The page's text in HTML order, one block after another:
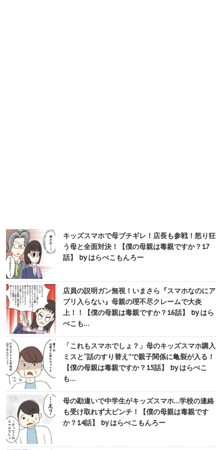
キッズスマホで母ブチギレ！店長も参戦！怒り狂
う母と全面対決！【僕の母親は毒親ですか？17
話】 by はらぺこもんろー
店員の説明ガン無視！いまさら『スマホなのにア
プリ入らない』母親の理不尽クレームで大炎
上！！【僕の母親は毒親ですか？16話】 by はら
ぺこも…
「これもスマホでしょ？」母のキッズスマホ購入
ミスと“話のすり替え”で親子関係に亀裂が入る！
【僕の母親は毒親ですか？15話】 by はらぺこ
も…
母の勘違いで中学生がキッズスマホ…学校の連絡
も受け取れず大ピンチ！【僕の母親は毒親です
か？14話】 by はらぺこもんろー